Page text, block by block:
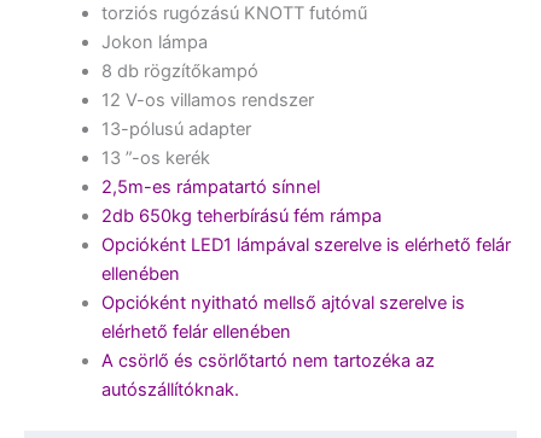
torziós rugózású KNOTT futómű
Jokon lámpa
8 db rögzítőkampó
12 V-os villamos rendszer
13-pólusú adapter
13 ”-os kerék
2,5m-es rámpatartó sínnel
2db 650kg teherbírású fém rámpa
Opcióként LED1 lámpával szerelve is elérhető felár
ellenében
Opcióként nyitható mellső ajtóval szerelve is
elérhető felár ellenében
A csörlő és csörlőtartó nem tartozéka az
autószállítóknak.